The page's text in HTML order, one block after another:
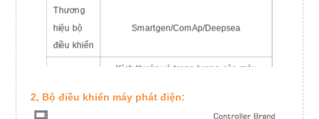
Thương
hiệu bộ
điều khiển
Smartgen/ComAp/Deepsea
Kích thước và trọng lượng của máy
2, Bộ điều khiển máy phát điện: